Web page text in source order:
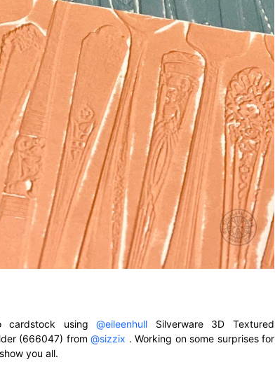
cardstock using@eileenhull Silverware 3D Textured
(666047) from@sizzix . Working on some surprises for
you all.